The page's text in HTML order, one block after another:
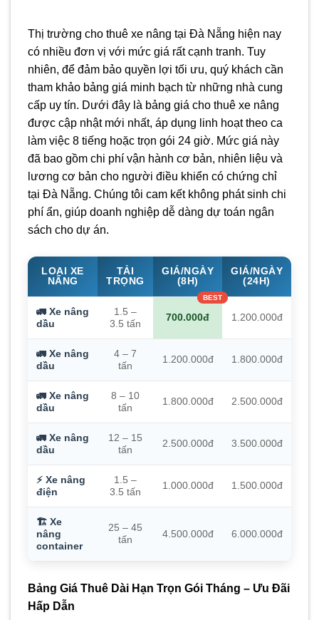
Thị trường cho thuê xe nâng tại Đà Nẵng hiện nay
có nhiều đơn vị với mức giá rất cạnh tranh. Tuy
nhiên, để đảm bảo quyền lợi tối ưu, quý khách cần
tham khảo bảng giá minh bạch từ những nhà cung
cấp uy tín. Dưới đây là bảng giá cho thuê xe nâng
được cập nhật mới nhất, áp dụng linh hoạt theo ca
làm việc 8 tiếng hoặc trọn gói 24 giờ. Mức giá này
đã bao gồm chi phí vận hành cơ bản, nhiên liệu và
lương cơ bản cho người điều khiển có chứng chỉ
tại Đà Nẵng. Chúng tôi cam kết không phát sinh chi
phí ẩn, giúp doanh nghiệp dễ dàng dự toán ngân
sách cho dự án.
LOẠI XE
NÂNG
TẢI
TRỌNG
GIÁ/NGÀY
(8H)
GIÁ/NGÀY
(24H)
🚛 Xe nâng
dầu
1.5 –
3.5 tấn
700.000đ 1.200.000đ
🚛 Xe nâng
dầu
4 – 7
tấn
1.200.000đ 1.800.000đ
🚛 Xe nâng
dầu
8 – 10
tấn
1.800.000đ 2.500.000đ
🚛 Xe nâng
dầu
12 – 15
tấn
2.500.000đ 3.500.000đ
⚡ Xe nâng
điện
1.5 –
3.5 tấn
1.000.000đ 1.500.000đ
🏗️ Xe
nâng
container
25 – 45
tấn
4.500.000đ 6.000.000đ
Bảng Giá Thuê Dài Hạn Trọn Gói Tháng – Ưu Đãi
Hấp Dẫn